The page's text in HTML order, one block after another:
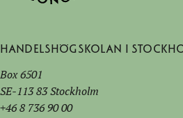
Handelshögskolan i
Box 6501
SE-113 83 Stockholm
+46 8 736 90 00